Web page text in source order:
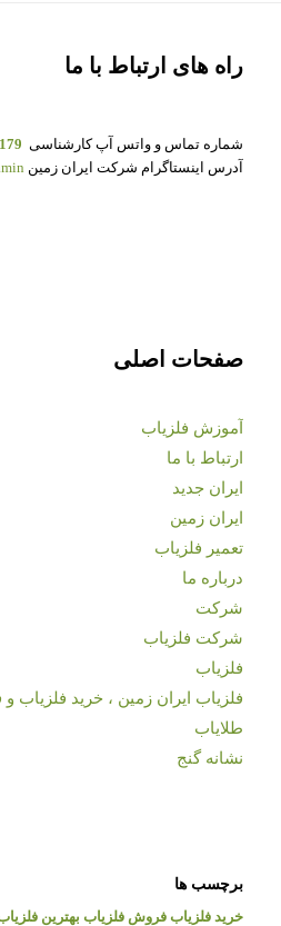
راه های ارتباط با ما
شماره تماس و واتس آپ کارشناسی
آدرس اینستاگرام شرکت ایران زمین
صفحات اصلی
آموزش فلزیاب
ارتباط با ما
ایران جدید
ایران زمین
تعمیر فلزیاب
درباره ما
شرکت
شرکت فلزیاب
فلزیاب
فلزیاب ایران زمین ، خرید فلزیاب
طلایاب
نشانه گنج
برچسب ها
خرید فلزیاب فروش فلزیاب بهترین